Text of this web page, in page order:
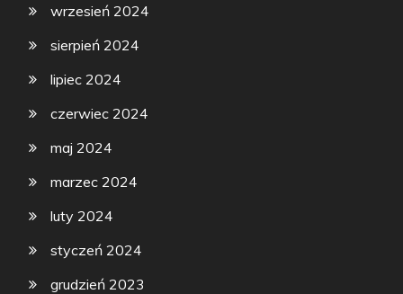
wrzesień 2024
sierpień 2024
lipiec 2024
czerwiec 2024
maj 2024
marzec 2024
luty 2024
styczeń 2024
grudzień 2023